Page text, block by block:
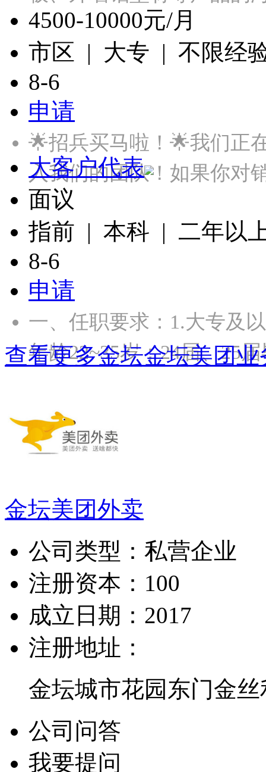
4500-10000元/月
市区 | 大专 | 不限经
8-6
申请
🌟招兵买马啦！🌟我们正
入我们的团队！如果你
大客户代表
面议
指前 | 本科 | 二年以
8-6
申请
一、任职要求：1.大专及
年龄22~35岁；24届、25
查看更多金坛金坛美团
金坛美团外卖
公司类型： 私营企业
注册资本： 100
成立日期： 2017
注册地址：
金坛城市花园东门金
公司问答
我要提问